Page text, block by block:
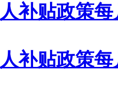
补贴政策
补贴政策